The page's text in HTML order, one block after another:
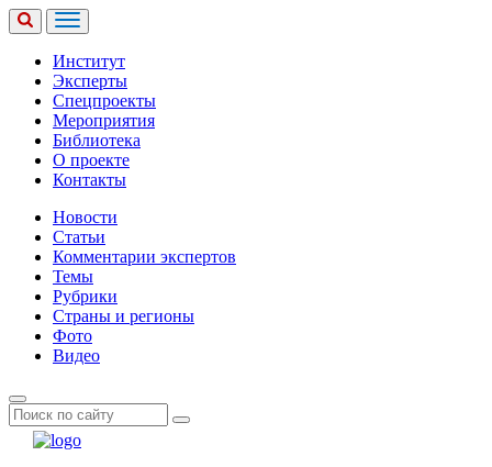
Институт
Эксперты
Спецпроекты
Мероприятия
Библиотека
О проекте
Контакты
Новости
Статьи
Комментарии экспертов
Темы
Рубрики
Страны и регионы
Фото
Видео